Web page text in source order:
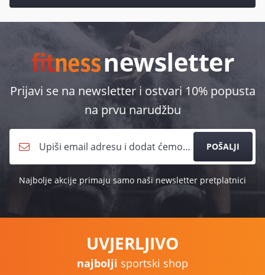
Prijavi se na newsletter i ostvari 10% popusta
na prvu narudžbu
POŠALJI
Najbolje akcije primaju samo naši newsletter pretplatnici
UVJERLJIVO
najbolji sportski shop